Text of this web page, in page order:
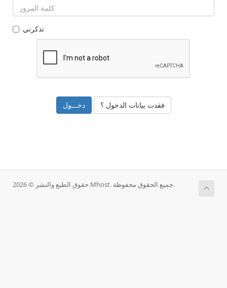
تذكرني
فقدت بيانات الدخول ؟
حقوق الطبع والنشر © 2026 Mhost. جميع الحقوق محفوظة.